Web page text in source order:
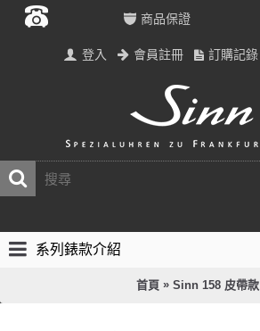
商品保證
登入 會員註冊 訂購記錄
系列錶款介紹
首頁 » Sinn 158 皮帶款